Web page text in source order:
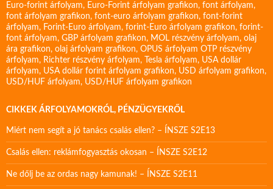
Euro-forint árfolyam, Euro-Forint árfolyam grafikon, font árfolyam,
font árfolyam grafikon, font-euro árfolyam grafikon, font-forint
árfolyam, Forint-Euro árfolyam, forint-Euro árfolyam grafikon, forint-
font árfolyam, GBP árfolyam grafikon, MOL részvény árfolyam, olaj
ára grafikon, olaj árfolyam grafikon, OPUS árfolyam OTP részvény
árfolyam, Richter részvény árfolyam, Tesla árfolyam, USA dollár
árfolyam, USA dollár forint árfolyam grafikon, USD árfolyam grafikon,
USD/HUF árfolyam, USD/HUF árfolyam grafikon
CIKKEK ÁRFOLYAMOKRÓL, PÉNZÜGYEKRŐL
Miért nem segít a jó tanács csalás ellen? – ÍNSZE S2E13
Csalás ellen: reklámfogyasztás okosan – ÍNSZE S2E12
Ne dőlj be az ordas nagy kamunak! – ÍNSZE S2E11